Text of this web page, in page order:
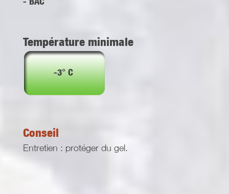
Température minimale
-3° C
Conseil
Entretien : protéger du gel.